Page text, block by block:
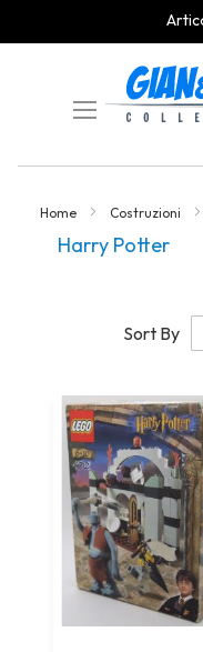
Content
Home Costruzioni
Harry Potter
Sort By